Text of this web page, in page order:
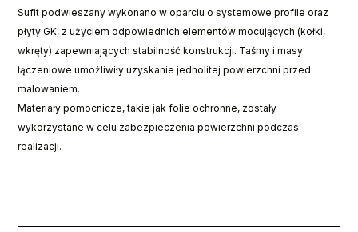
Sufit podwieszany wykonano w oparciu o systemowe profile oraz
płyty GK, z użyciem odpowiednich elementów mocujących (kołki,
wkręty) zapewniających stabilność konstrukcji. Taśmy i masy
łączeniowe umożliwiły uzyskanie jednolitej powierzchni przed
malowaniem.
Materiały pomocnicze, takie jak folie ochronne, zostały
wykorzystane w celu zabezpieczenia powierzchni podczas
realizacji.